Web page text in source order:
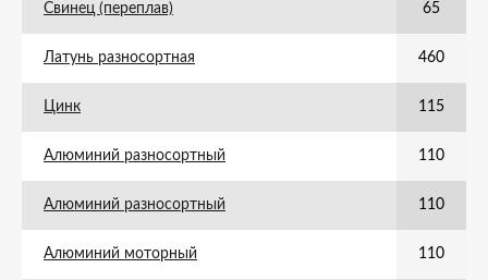
Свинец (переплав) 65
Латунь разносортная 460
Цинк 115
Алюминий разносортный 110
Алюминий разносортный 110
Алюминий моторный 110